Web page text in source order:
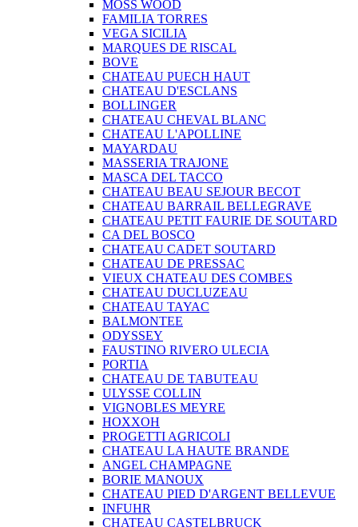
MOSS WOOD
FAMILIA TORRES
VEGA SICILIA
MARQUES DE RISCAL
BOVE
CHATEAU PUECH HAUT
CHATEAU D'ESCLANS
BOLLINGER
CHATEAU CHEVAL BLANC
CHATEAU L'APOLLINE
MAYARDAU
MASSERIA TRAJONE
MASCA DEL TACCO
CHATEAU BEAU SEJOUR BECOT
CHATEAU BARRAIL BELLEGRAVE
CHATEAU PETIT FAURIE DE SOUTARD
CA DEL BOSCO
CHATEAU CADET SOUTARD
CHATEAU DE PRESSAC
VIEUX CHATEAU DES COMBES
CHATEAU DUCLUZEAU
CHATEAU TAYAC
BALMONTEE
ODYSSEY
FAUSTINO RIVERO ULECIA
PORTIA
CHATEAU DE TABUTEAU
ULYSSE COLLIN
VIGNOBLES MEYRE
HOXXOH
PROGETTI AGRICOLI
CHATEAU LA HAUTE BRANDE
ANGEL CHAMPAGNE
BORIE MANOUX
CHATEAU PIED D'ARGENT BELLEVUE
INFUHR
CHATEAU CASTELBRUCK